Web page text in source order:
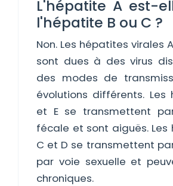
L'hépatite A est-
l'hépatite B ou C ?
Non. Les hépatites virales
sont dues à des virus
des modes de
évolutions différents. Les
et E se transmettent
fécale et sont aiguës. Les
C et D se transmettent
par voie sexuelle et
chroniques.